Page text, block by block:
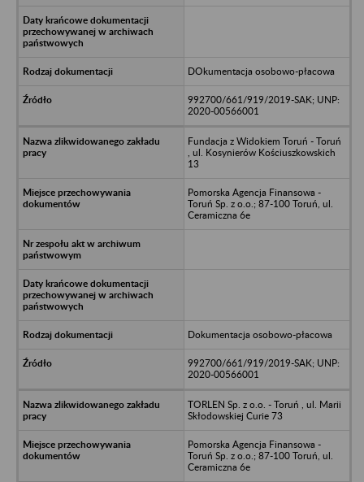
DOkumentacja osobowo-płacowa
992700/661/919/2019-SAK; UNP:
2020-00566001
Fundacja z Widokiem Toruń - Toruń
, ul. Kosynierów Kościuszkowskich
13
Pomorska Agencja Finansowa -
Toruń Sp. z o.o.; 87-100 Toruń, ul.
Ceramiczna 6e
Dokumentacja osobowo-płacowa
992700/661/919/2019-SAK; UNP:
2020-00566001
TORLEN Sp. z o.o. - Toruń , ul. Marii
Skłodowskiej Curie 73
Pomorska Agencja Finansowa -
Toruń Sp. z o.o.; 87-100 Toruń, ul.
Ceramiczna 6e